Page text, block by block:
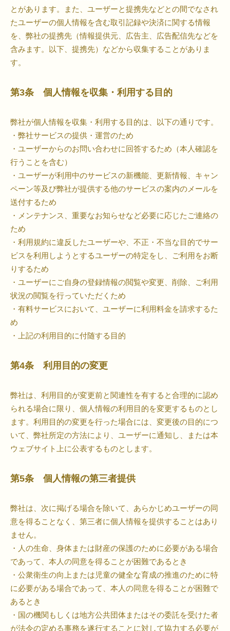
とがあります。また、ユーザーと提携先などとの間でなされ
たユーザーの個人情報を含む取引記録や決済に関する情報
を、弊社の提携先（情報提供元、広告主、広告配信先などを
含みます。以下、提携先）などから収集することがありま
す。
第3条 個人情報を収集・利用する目的
弊社が個人情報を収集・利用する目的は、以下の通りです。
・弊社サービスの提供・運営のため
・ユーザーからのお問い合わせに回答するため（本人確認を
行うことを含む）
・ユーザーが利用中のサービスの新機能、更新情報、キャン
ペーン等及び弊社が提供する他のサービスの案内のメールを
送付するため
・メンテナンス、重要なお知らせなど必要に応じたご連絡の
ため
・利用規約に違反したユーザーや、不正・不当な目的でサー
ビスを利用しようとするユーザーの特定をし、ご利用をお断
りするため
・ユーザーにご自身の登録情報の閲覧や変更、削除、ご利用
状況の閲覧を行っていただくため
・有料サービスにおいて、ユーザーに利用料金を請求するた
め
・上記の利用目的に付随する目的
第4条 利用目的の変更
弊社は、利用目的が変更前と関連性を有すると合理的に認め
られる場合に限り、個人情報の利用目的を変更するものとし
ます。利用目的の変更を行った場合には、変更後の目的につ
いて、弊社所定の方法により、ユーザーに通知し、または本
ウェブサイト上に公表するものとします。
第5条 個人情報の第三者提供
弊社は、次に掲げる場合を除いて、あらかじめユーザーの同
意を得ることなく、第三者に個人情報を提供することはあり
ません。
・人の生命、身体または財産の保護のために必要がある場合
であって、本人の同意を得ることが困難であるとき
・公衆衛生の向上または児童の健全な育成の推進のために特
に必要がある場合であって、本人の同意を得ることが困難で
あるとき
・国の機関もしくは地方公共団体またはその委託を受けた者
が法令の定める事務を遂行することに対して協力する必要が